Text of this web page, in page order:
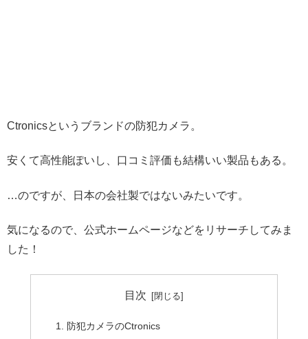
Ctronicsというブランドの防犯カメラ。
安くて高性能ぽいし、口コミ評価も結構いい製品もある。
…のですが、日本の会社製ではないみたいです。
気になるので、公式ホームページなどをリサーチしてみま
した！
目次
防犯カメラのCtronics